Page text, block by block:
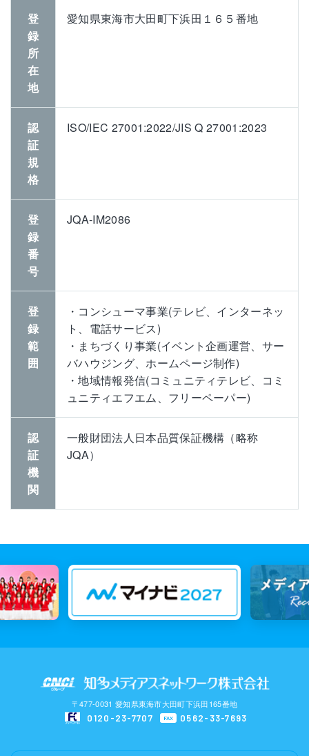
登
録
所
在
地
愛知県東海市大田町下浜田１６５番地
認
証
規
格
ISO/IEC 27001:2022/JIS Q 27001:2023
登
録
番
号
JQA-IM2086
登
録
範
囲
・コンシューマ事業(テレビ、インターネッ
ト、電話サービス)
・まちづくり事業(イベント企画運営、サー
バハウジング、ホームページ制作)
・地域情報発信(コミュニティテレビ、コミ
ュニティエフエム、フリーペーパー)
認
証
機
関
一般財団法人日本品質保証機構（略称
JQA）
〒477-0031 愛知県東海市大田町下浜田165番地
0120-23-7707
FAX 0562-33-7693